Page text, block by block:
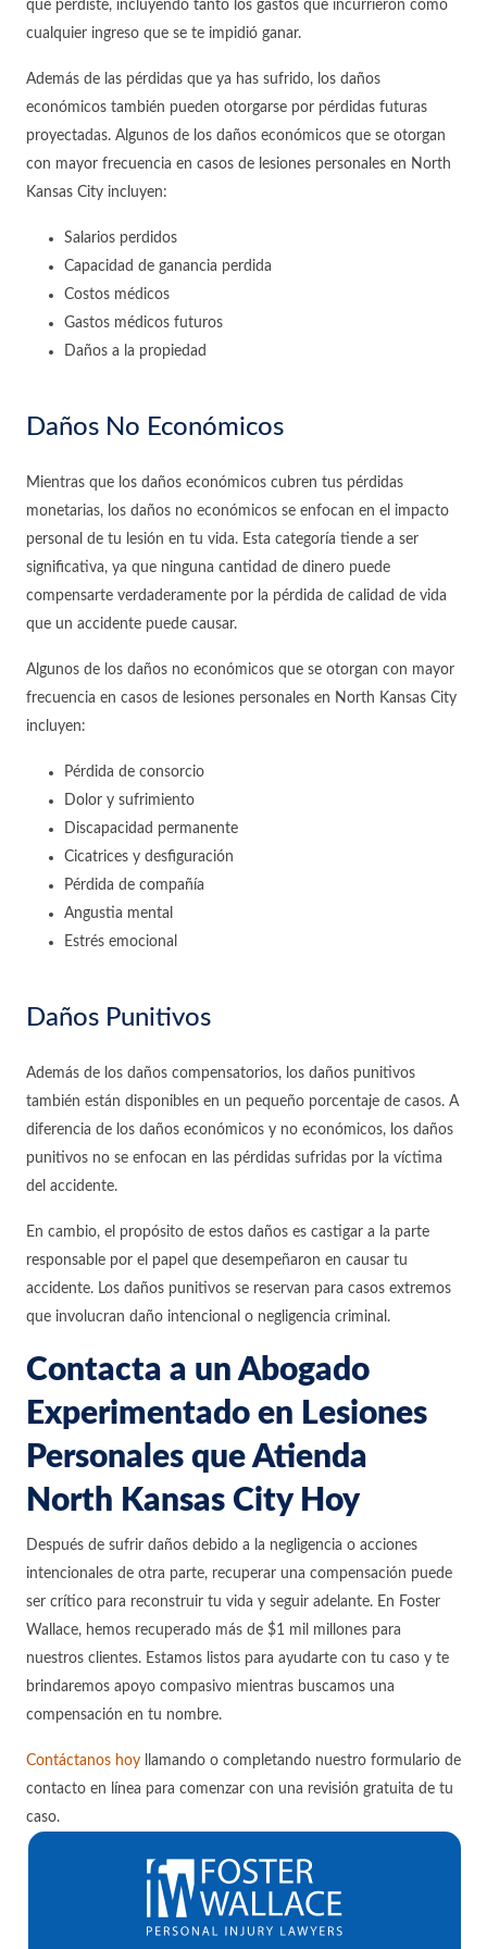
que perdiste, incluyendo tanto los gastos que incurrieron como
cualquier ingreso que se te impidió ganar.
Además de las pérdidas que ya has sufrido, los daños
económicos también pueden otorgarse por pérdidas futuras
proyectadas. Algunos de los daños económicos que se otorgan
con mayor frecuencia en casos de lesiones personales en North
Kansas City incluyen:
Salarios perdidos
Capacidad de ganancia perdida
Costos médicos
Gastos médicos futuros
Daños a la propiedad
Daños No Económicos
Mientras que los daños económicos cubren tus pérdidas
monetarias, los daños no económicos se enfocan en el impacto
personal de tu lesión en tu vida. Esta categoría tiende a ser
significativa, ya que ninguna cantidad de dinero puede
compensarte verdaderamente por la pérdida de calidad de vida
que un accidente puede causar.
Algunos de los daños no económicos que se otorgan con mayor
frecuencia en casos de lesiones personales en North Kansas City
incluyen:
Pérdida de consorcio
Dolor y sufrimiento
Discapacidad permanente
Cicatrices y desfiguración
Pérdida de compañía
Angustia mental
Estrés emocional
Daños Punitivos
Además de los daños compensatorios, los daños punitivos
también están disponibles en un pequeño porcentaje de casos. A
diferencia de los daños económicos y no económicos, los daños
punitivos no se enfocan en las pérdidas sufridas por la víctima
del accidente.
En cambio, el propósito de estos daños es castigar a la parte
responsable por el papel que desempeñaron en causar tu
accidente. Los daños punitivos se reservan para casos extremos
que involucran daño intencional o negligencia criminal.
Contacta a un Abogado
Experimentado en Lesiones
Personales que Atienda
North Kansas City Hoy
Después de sufrir daños debido a la negligencia o acciones
intencionales de otra parte, recuperar una compensación puede
ser crítico para reconstruir tu vida y seguir adelante. En Foster
Wallace, hemos recuperado más de $1 mil millones para
nuestros clientes. Estamos listos para ayudarte con tu caso y te
brindaremos apoyo compasivo mientras buscamos una
compensación en tu nombre.
Contáctanos hoy llamando o completando nuestro formulario de
contacto en línea para comenzar con una revisión gratuita de tu
caso.